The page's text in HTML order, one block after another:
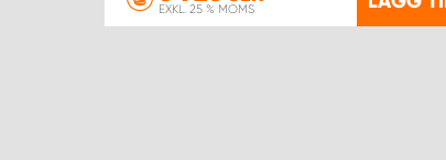
EXKL. 25 % MOMS